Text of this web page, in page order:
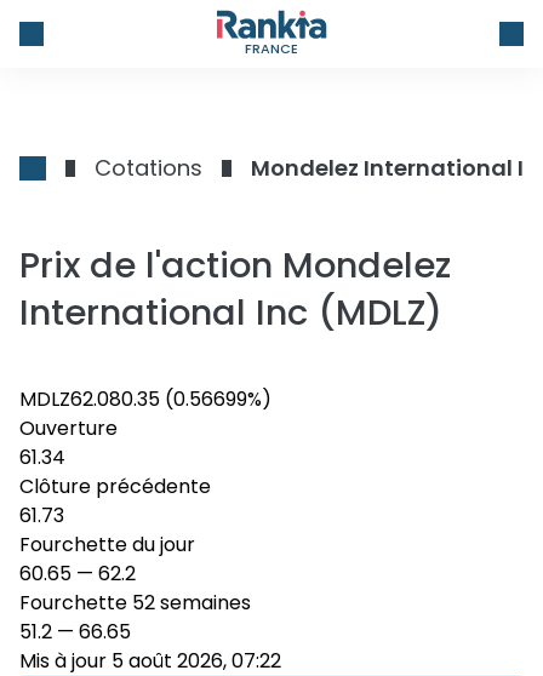
FRANCE
Cotations Mondelez International
Prix de l'action Mondelez
International Inc (MDLZ)
MDLZ62.080.35 (0.56699%)
Ouverture
61.34
Clôture précédente
61.73
Fourchette du jour
60.65 — 62.2
Fourchette 52 semaines
51.2 — 66.65
Mis à jour 5 août 2026, 07:22